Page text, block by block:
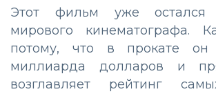
Этот фильм уже остался
мирового кинематографа.
потому, что в прокате он
миллиарда долларов и
возглавляет рейтинг